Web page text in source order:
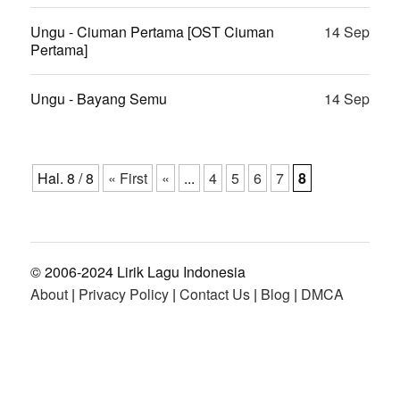
Ungu - Ciuman Pertama [OST Ciuman
Pertama]
14 Sep
Ungu - Bayang Semu 14 Sep
Hal. 8 / 8 « First « ... 4 5 6 7 8
© 2006-2024 Lirik Lagu Indonesia
About| Privacy Policy| Contact Us| Blog | DMCA